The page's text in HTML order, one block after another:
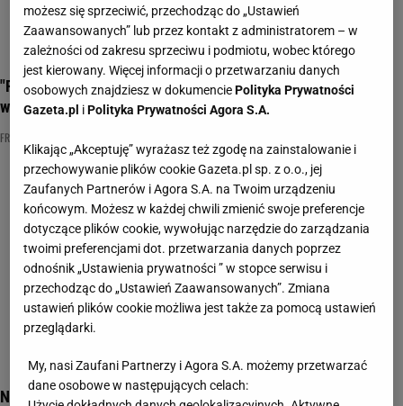
"Przyjaciele" - którą postacią jesteś ty? Ten psychotest ma 6
wyników!
FRIENDS
Nie ma osoby, która nie znałaby "Przyjaciół". Jak dobrze
możesz się sprzeciwić, przechodząc do „Ustawień
Zaawansowanych” lub przez kontakt z administratorem – w
zależności od zakresu sprzeciwu i podmiotu, wobec którego
jest kierowany. Więcej informacji o przetwarzaniu danych
osobowych znajdziesz w dokumenciePolityka Prywatności
Gazeta.pl iPolityka Prywatności Agora S.A.
Klikając „Akceptuję” wyrażasz też zgodę na zainstalowanie i
przechowywanie plików cookie Gazeta.pl sp. z o.o., jej
Zaufanych Partnerów i Agora S.A. na Twoim urządzeniu
końcowym. Możesz w każdej chwili zmienić swoje preferencje
dotyczące plików cookie, wywołując narzędzie do zarządzania
twoimi preferencjami dot. przetwarzania danych poprzez
odnośnik „Ustawienia prywatności ” w stopce serwisu i
przechodząc do „Ustawień Zaawansowanych”. Zmiana
ustawień plików cookie możliwa jest także za pomocą ustawień
przeglądarki.
My, nasi Zaufani Partnerzy i Agora S.A. możemy przetwarzać
dane osobowe w następujących celach: